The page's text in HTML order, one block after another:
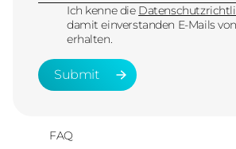
FAQ
Ich kenne die
damit einverstanden E-Mails
erhalten.
Submit